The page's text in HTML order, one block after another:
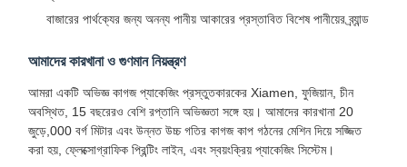
বাজারের পার্থক্যের জন্য অনন্য পানীয় আকারের প্রস্তাবিত বিশেষ পানীয়ের ব্র্যান্ড
আমাদের কারখানা ও গুণমান নিয়ন্ত্রণ
আমরা একটি অভিজ্ঞ কাগজ প্যাকেজিং প্রস্তুতকারকের Xiamen, ফুজিয়ান, চীন
অবস্থিত, 15 বছরেরও বেশি রপ্তানি অভিজ্ঞতা সঙ্গে হয়। আমাদের কারখানা 20
জুড়ে,000 বর্গ মিটার এবং উন্নত উচ্চ গতির কাগজ কাপ গঠনের মেশিন দিয়ে সজ্জিত
করা হয়, ফ্লেক্সোগ্রাফিক প্রিন্টিং লাইন, এবং স্বয়ংক্রিয় প্যাকেজিং সিস্টেম।